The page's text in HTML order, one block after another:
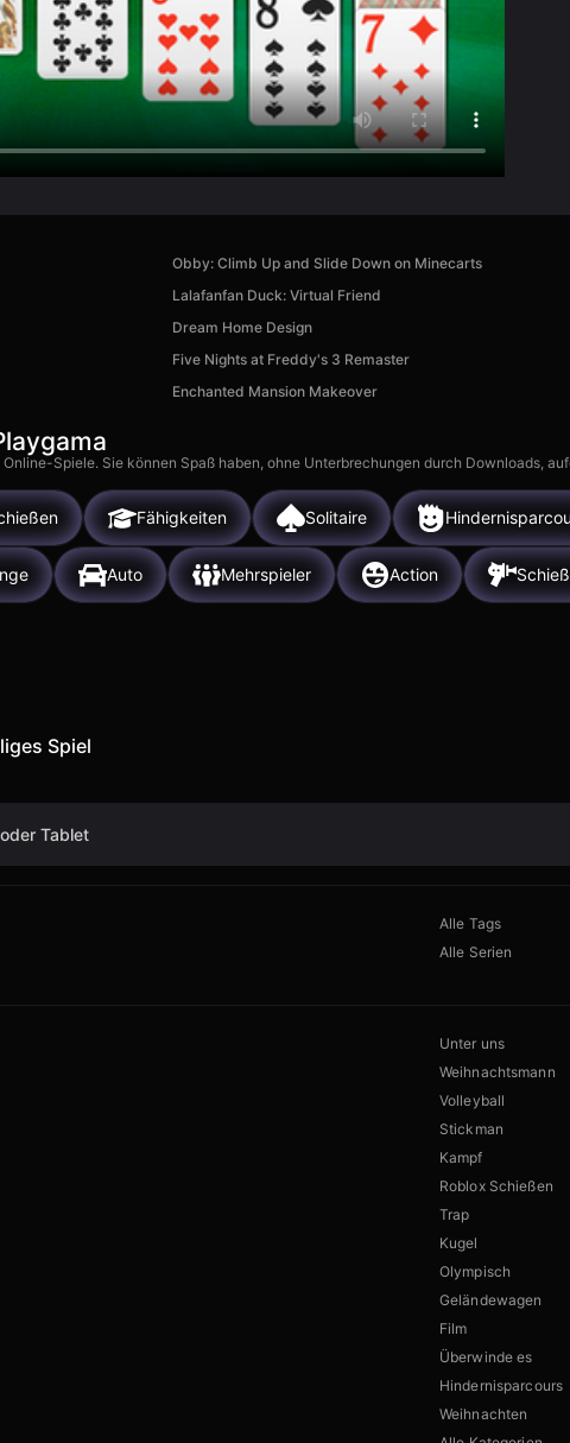
Obby: Climb Up and Slide Down on Minecarts
Lalafanfan Duck: Virtual Friend
Dream Home Design
Five Nights at Freddy's 3 Remaster
Enchanted Mansion Makeover
Spiele. Sie können Spaß haben, ohne Unterbrechungen durch Downloads,
Fähigkeiten Solitaire
Auto Mehrspieler Action
Spiel
Tablet
Alle Tags
Alle Serien
Unter uns
Weihnachtsmann
Volleyball
Stickman
Kampf
Roblox Schießen
Trap
Kugel
Olympisch
Geländewagen
Film
Überwinde es
Hindernisparcours
Weihnachten